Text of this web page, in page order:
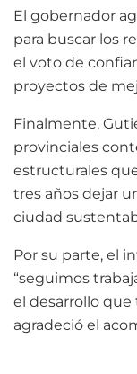
El gobernador
para buscar los
el voto de
proyectos de
Finalmente,
provinciales
estructurales
tres años dejar
ciudad
Por su parte, el
“seguimos
el desarrollo
agradeció el